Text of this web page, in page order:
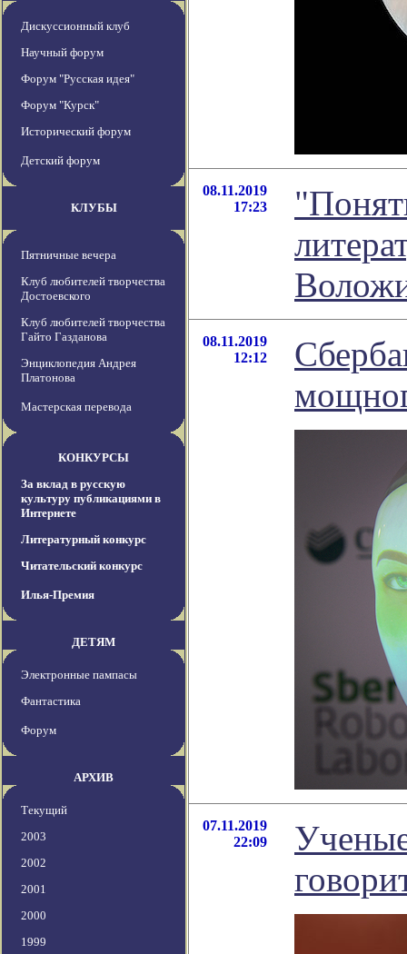
Дискуссионный клуб
Научный форум
Форум "Русская идея"
Форум "Курск"
Исторический форум
Детский форум
КЛУБЫ
Пятничные вечера
Клуб любителей творчества
Достоевского
Клуб любителей творчества
Гайто Газданова
Энциклопедия Андрея
Платонова
Мастерская перевода
КОНКУРСЫ
За вклад в русскую
культуру публикациями в
Интернете
Литературный конкурс
Читательский конкурс
Илья-Премия
ДЕТЯМ
Электронные пампасы
Фантастика
Форум
АРХИВ
Текущий
2003
2002
2001
2000
1999
08.11.2019
17:23
08.11.2019
12:12
07.11.2019
22:09